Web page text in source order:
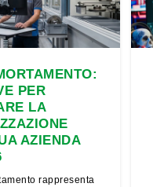
PER
LA
AZIENDA
rappresenta